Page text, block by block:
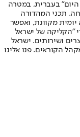
היום" בעברית, במטרה
תכני המהדורה
מקוונת, ואפשר
"הקליקה של ישראל
ושירותים. ישראל
הקוראים. פנו אלינו